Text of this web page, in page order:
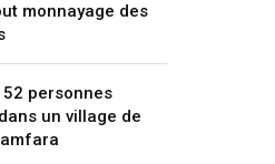
monnayage des
52 personnes
un village de